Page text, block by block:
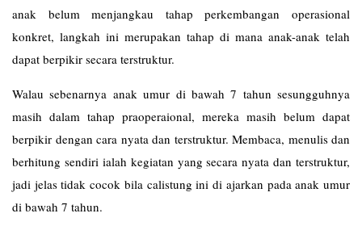
anak belum menjangkau tahap perkembangan operasional
konkret, langkah ini merupakan tahap di mana anak-anak telah
dapat berpikir secara terstruktur.
Walau sebenarnya anak umur di bawah 7 tahun sesungguhnya
masih dalam tahap praoperaional, mereka masih belum dapat
berpikir dengan cara nyata dan terstruktur. Membaca, menulis dan
berhitung sendiri ialah kegiatan yang secara nyata dan terstruktur,
jadi jelas tidak cocok bila calistung ini di ajarkan pada anak umur
di bawah 7 tahun.